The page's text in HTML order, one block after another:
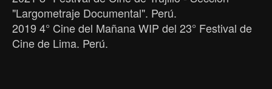
"Largometraje Documental". Perú.
2019 4° Cine del Mañana WIP del 23° Festival de
Cine de Lima. Perú.